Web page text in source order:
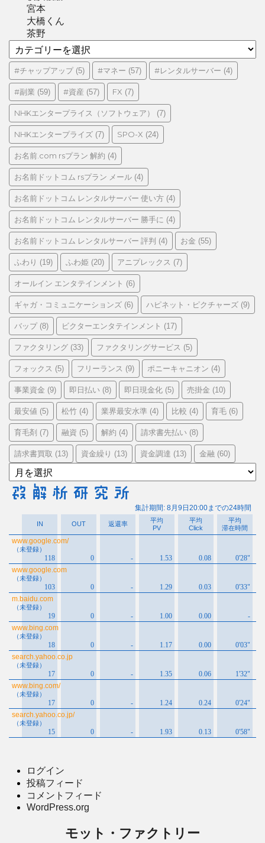
宮本
大橋くん
茶野
テ
ゴ
リ
ー
#チャップアップ(5) #マネー (57) #レンタルサーバー (4)
#副業 (59) #資産 (57) FX (7)
NHKエンタープライス（ソフトウェア） (7)
NHKエンタープライズ (7) SPO-X (24)
お名前.com rsプラン 解約 (4)
お名前ドットコム rsプラン メール (4)
お名前ドットコム レンタルサーバー 使い方 (4)
お名前ドットコム レンタルサーバー 勝手に (4)
お名前ドットコム レンタルサーバー 評判 (4) お金 (55)
ふわり (19) ふわ姫 (20) アニプレックス (7)
オールイン エンタテインメント (6)
ギャガ・コミュニケーションズ (6) ハピネット・ピクチャーズ (9)
バップ(8) ビクターエンタテインメント (17)
ファクタリング (33) ファクタリングサービス (5)
フォックス (5) フリーランス (9) ポニーキャニオン (4)
事業資金 (9) 即日払い (8) 即日現金化 (5) 売掛金 (10)
最安値 (5) 松竹 (4) 業界最安水準 (4) 比較 (4) 育毛 (6)
育毛剤 (7) 融資 (5) 解約 (4) 請求書先払い (8)
請求書買取 (13) 資金繰り (13) 資金調達 (13) 金融 (60)
ア
ー
カ
ログイン
投稿フィード
コメントフィード
WordPress.org
モット・ファクトリー